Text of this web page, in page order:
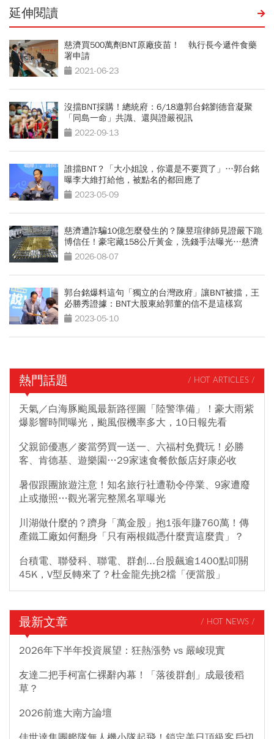
延伸閱讀
慈濟買500萬劑BNT原廠疫苗！ 執行長今遞件食藥
署申請
2021-06-23
沒擋BNT採購！總統府：6/18邀郭台銘劉德音凝聚
「同島一命」共識、還與證嚴視訊
2022-09-13
誰擋BNT？「大小姐說，你還是不要買了」…郭台銘
曝李大維打給他，被點名的都回應了
2023-05-09
慈濟遭詐騙10億怎麼發生的？陳昱瑄律師見證嚴下跪
博信任！豪宅藏158公斤黃金，洗錢手法曝光…慈濟
回應了
2026-08-07
郭台銘爆料這句「獨立的台灣政府」讓BNT被擋，王
必勝秀證據：BNT大股東給郭董的信不是這樣寫
2023-05-10
熱門話題 / HOT ARTICLES /
天氣／白海豚颱風最新路徑圖「陸警準備」！豪大雨紫
爆影響時間曝光，颱風假機率多大，10日報先看
父親節優惠／麥當勞買一送一、六福村免費玩！必勝
客、肯德基、遊樂園…29家速食餐飲飯店好康必收
暑假跟團旅遊注意！知名旅行社遭勒令停業、9家遭廢
止或撤照…觀光署完整黑名單曝光
川湖做什麼的？躋身「萬金股」抱1張年賺760萬！傳
產鐵工廠如何翻身「只有兩根鐵憑什麼賣這麼貴」？
台積電、聯發科、聯電、群創...台股飆逾1400點叩關
45K，V型反轉來了？杜金龍先挑2檔「便當股」
最新文章 / HOT NEWS /
2026年下半年投資展望：狂熱漲勢 vs 嚴峻現實
友達二把手柯富仁裸辭內幕！「落後群創」成最後稻
草？
2026前進大南方論壇